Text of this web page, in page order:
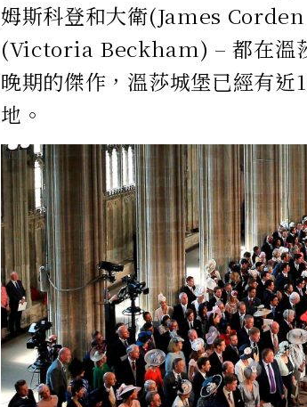
姆斯科登和大衛(James
(Victoria Beckham) – 都在溫
晚期的傑作，溫莎城堡已經有
地。